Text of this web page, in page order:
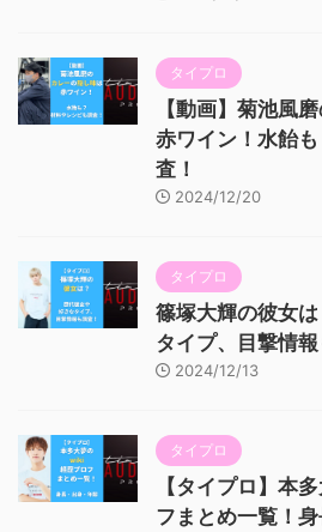
タイプロ
【動画】菊池風
赤ワイン！水飴
査！
2024/12/20
タイプロ
篠塚大輝の彼女
タイプ、目撃情報
2024/12/13
タイプロ
【タイプロ】本
フまとめ一覧！